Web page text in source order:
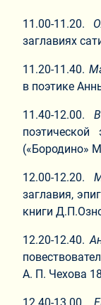
11.00-11.20.
заглавиях
11.20-11.40.
в поэтике
11.40-12.00.
поэтической
(«Бородино»
12.00-12.20.
заглавия,
книги
12.20-12.40.
А. П. Чехова